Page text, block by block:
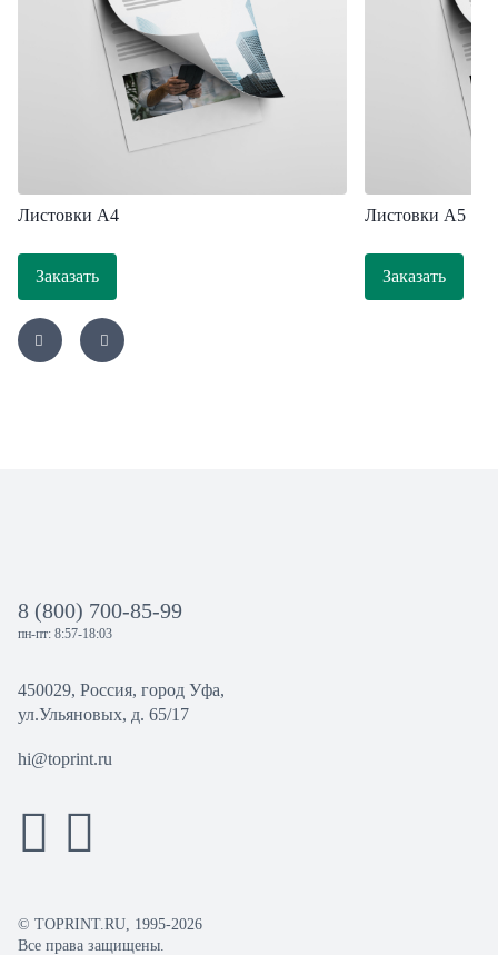
Листовки A4
Заказать
Листовки А5
Заказать
8 (800) 700-85-99
пн-пт: 8:57-18:03
450029, Россия, город Уфа,
ул.Ульяновых, д. 65/17
hi@toprint.ru
© TOPRINT.RU, 1995-2026
Все права защищены.